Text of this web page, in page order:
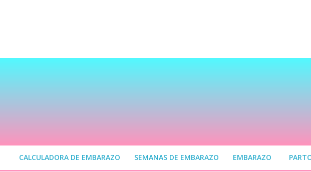
CALCULADORA DE EMBARAZO SEMANAS DE EMBARAZO EMBARAZO